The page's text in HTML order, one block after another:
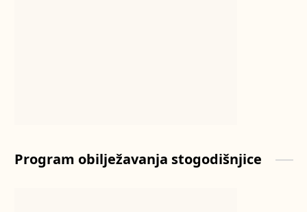
Program obilježavanja stogodišnjice